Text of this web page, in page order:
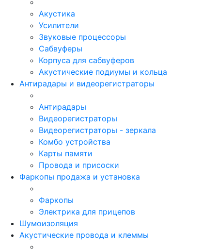
Акустика
Усилители
Звуковые процессоры
Сабвуферы
Корпуса для сабвуферов
Акустические подиумы и кольца
Антирадары и видеорегистраторы
Антирадары
Видеорегистраторы
Видеорегистраторы - зеркала
Комбо устройства
Карты памяти
Провода и присоски
Фаркопы продажа и установка
Фаркопы
Электрика для прицепов
Шумоизоляция
Акустические провода и клеммы